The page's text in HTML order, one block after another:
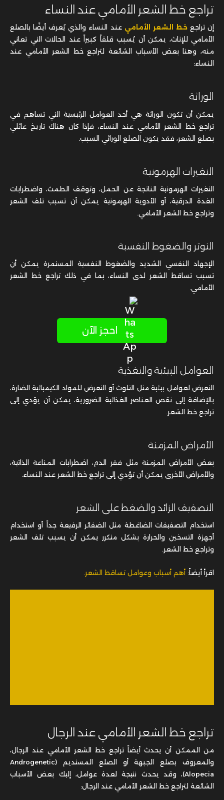
تراجع خط الشعر الأمامي عند النساء
إن تراجعخط الشعر الأمامي عند النساء والذي يُعرف أيضًا بالصلع
الأمامي للإناث، يمكن أن يُسبب قلقاً كبيراً عند الحالات التي تعاني
منه، وهنا بعض الأسباب الشائعة لتراجع خط الشعر الأمامي عند
النساء:
الوراثة
يمكن أن تكون الوراثة هي أحد العوامل الرئيسية التي تساهم في
تراجع خط الشعر الأمامي عند النساء، فإذا كان هناك تاريخ عائلي
بصلع الشعر، فقد يكون الصلع الوراثي السبب.
التغيرات الهرمونية
التغيرات الهرمونية الناتجة عن الحمل، وتوقف الطمث، واضطرابات
الغدة الدرقية، أو الأدوية الهرمونية يمكن أن تسبب تلف الشعر
وتراجع خط الشعر الأمامي.
التوتر والضغوط النفسية
الإجهاد النفسي الشديد والضغوط النفسية المستمرة يمكن أن
تسبب تساقط الشعر لدى النساء، بما في ذلك تراجع خط الشعر
الأمامي.
احجز الآن
العوامل البيئية والتغذية
التعرض لعوامل بيئية مثل التلوث أو التعرض للمواد الكيميائية الضارة،
بالإضافة إلى نقص العناصر الغذائية الضرورية، يمكن أن يؤدي إلى
تراجع خط الشعر.
الأمراض المزمنة
بعض الأمراض المزمنة مثل فقر الدم، اضطرابات المناعة الذاتية،
والأمراض الأخرى يمكن أن تؤدي إلى تراجع خط الشعر عند النساء.
التصفيف الزائد والضغط على الشعر
استخدام التصفيفات الضاغطة مثل الضفائر الرفيعة جداً أو استخدام
أجهزة التسخين والحرارة بشكل متكرر يمكن أن يسبب تلف الشعر
وتراجع خط الشعر.
اقرأ أيضاً: أهم أسباب وعوامل تساقط الشعر.
تراجع خط الشعر الأمامي عند الرجال
من الممكن أن يحدث أيضاً تراجع خط الشعر الأمامي عند الرجال،
والمعروف بصلع الجبهة أو الصلع المستديم (Androgenetic
Alopecia)، وقد يحدث نتيجة لعدة عوامل، إليك بعض الأسباب
الشائعة لتراجع خط الشعر الأمامي عند الرجال: